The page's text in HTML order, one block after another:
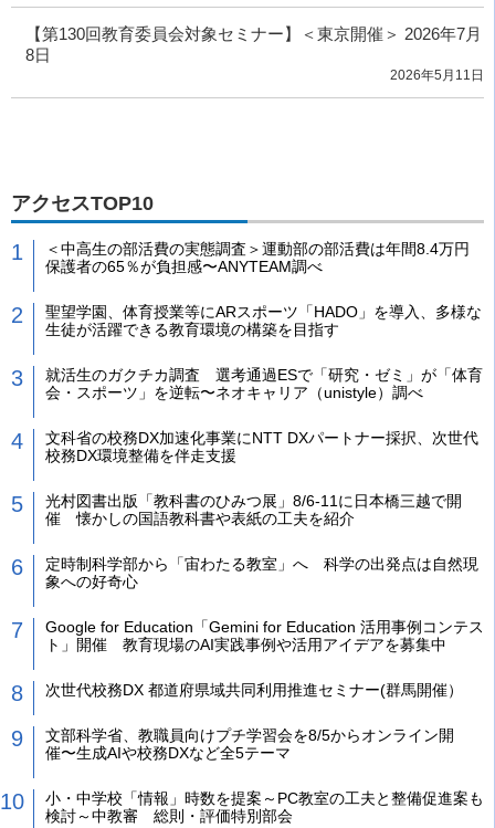
【第130回教育委員会対象セミナー】＜東京開催＞ 2026年7月
8日
2026年5月11日
アクセスTOP10
＜中高生の部活費の実態調査＞運動部の部活費は年間8.4万円
保護者の65％が負担感〜ANYTEAM調べ
聖望学園、体育授業等にARスポーツ「HADO」を導入、多様な
生徒が活躍できる教育環境の構築を目指す
就活生のガクチカ調査 選考通過ESで「研究・ゼミ」が「体育
会・スポーツ」を逆転〜ネオキャリア（unistyle）調べ
文科省の校務DX加速化事業にNTT DXパートナー採択、次世代
校務DX環境整備を伴走支援
光村図書出版「教科書のひみつ展」8/6-11に日本橋三越で開
催 懐かしの国語教科書や表紙の工夫を紹介
定時制科学部から「宙わたる教室」へ 科学の出発点は自然現
象への好奇心
Google for Education「Gemini for Education 活用事例コンテス
ト」開催 教育現場のAI実践事例や活用アイデアを募集中
次世代校務DX 都道府県域共同利用推進セミナー(群馬開催）
文部科学省、教職員向けプチ学習会を8/5からオンライン開
催〜生成AIや校務DXなど全5テーマ
小・中学校「情報」時数を提案～PC教室の工夫と整備促進案も
検討～中教審 総則・評価特別部会